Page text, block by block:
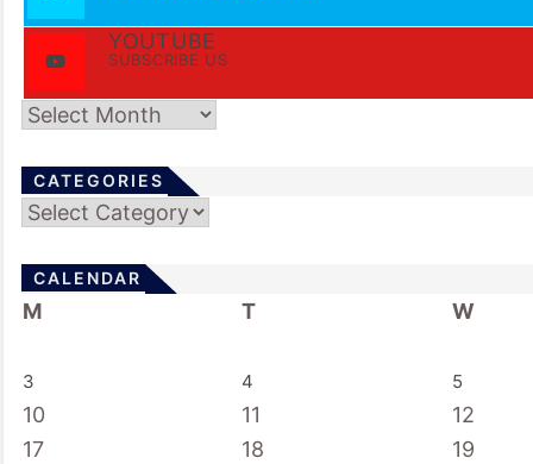
YOUTUBE
SUBSCRIBE US
Archives
CATEGORIES
Categories
CALENDAR
M T W
3 4 5
10 11
12
17
18
19